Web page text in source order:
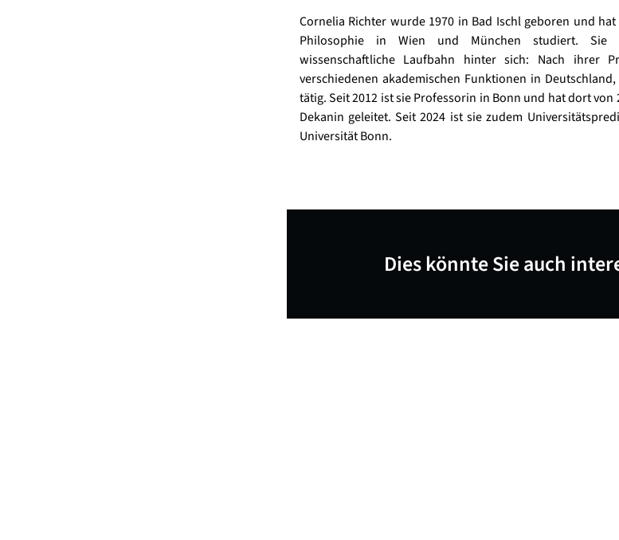
Cornelia Richter wurde 1970 in Bad Ischl geboren und
Philosophie in Wien und München studiert. Sie
wissenschaftliche Laufbahn hinter sich: Nach ihrer
verschiedenen akademischen Funktionen in
tätig. Seit 2012 ist sie Professorin in Bonn und hat dort von
Dekanin geleitet. Seit 2024 ist sie zudem
Universität Bonn.
Dies könnte Sie auch